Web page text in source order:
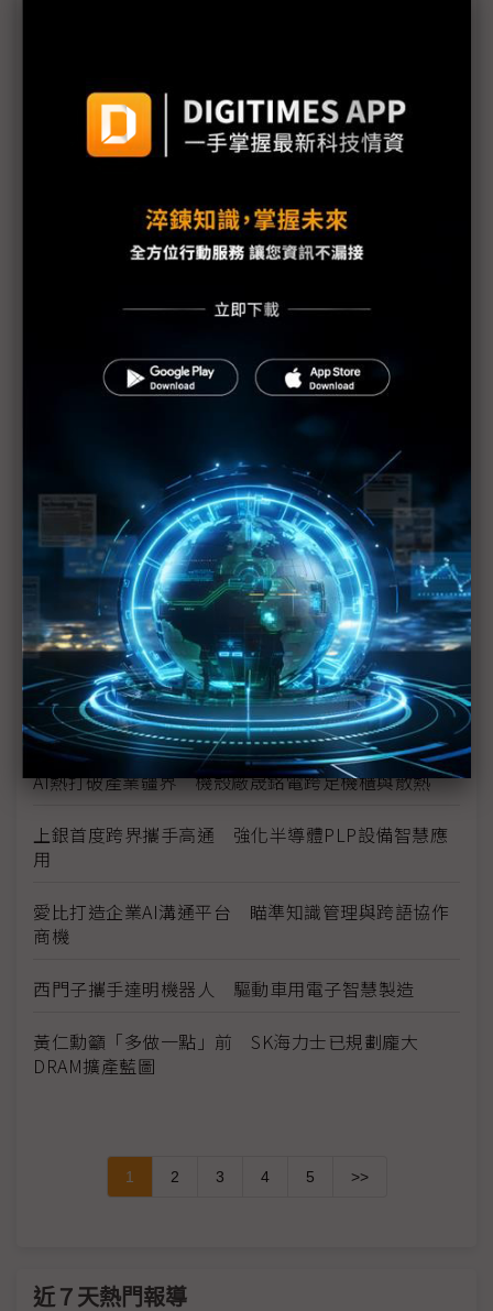
機器人競賽轉向平台戰 台廠搶攻具身智慧運算商機
雲端算力外溢地端 IPC卡位邊緣AI與實體AI應用
揭示電子紙下個十年
《不具名消息》SEP71從追星現場到獨家專訪——史
AI時代「能源供應」與「負載穩定」缺一不可 台達
Marvell押注矽光子 AI資料中心互連迎十年重構
數位分身卡位AI工廠 達梭、雲達攜NVIDIA搶攻工業
級部署
（獨家）晶片產能滿手、銅牆終將倒下？ Marvell
營運長談AI光學互連的下一步
（獨家）NVIDIA AI伺服器架構散熱趨彈性 兩片式均
熱片朝「可拆卸」方向設計
AI熱打破產業疆界 機殼廠晟銘電跨足機櫃與散熱
上銀首度跨界攜手高通 強化半導體PLP設備智慧應
用
愛比打造企業AI溝通平台 瞄準知識管理與跨語協作
商機
西門子攜手達明機器人 驅動車用電子智慧製造
黃仁勳籲「多做一點」前 SK海力士已規劃龐大
DRAM擴產藍圖
1 2 3 4 5 >>
近７天熱門報導